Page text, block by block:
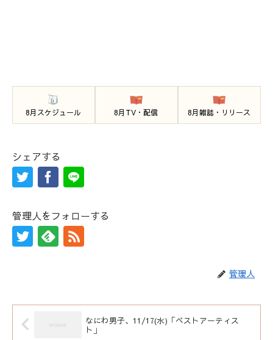
8月スケジュール 8月TV・配信 8月雑誌・リリース
シェアする
管理人をフォローする
管理人
なにわ男子、11/17(水)「ベストアーティス
ト」